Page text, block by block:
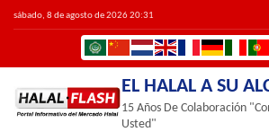
sábado, 8 de agosto de 2026 20:31
EL HALAL A SU
15 Años De Colaboración
Usted"